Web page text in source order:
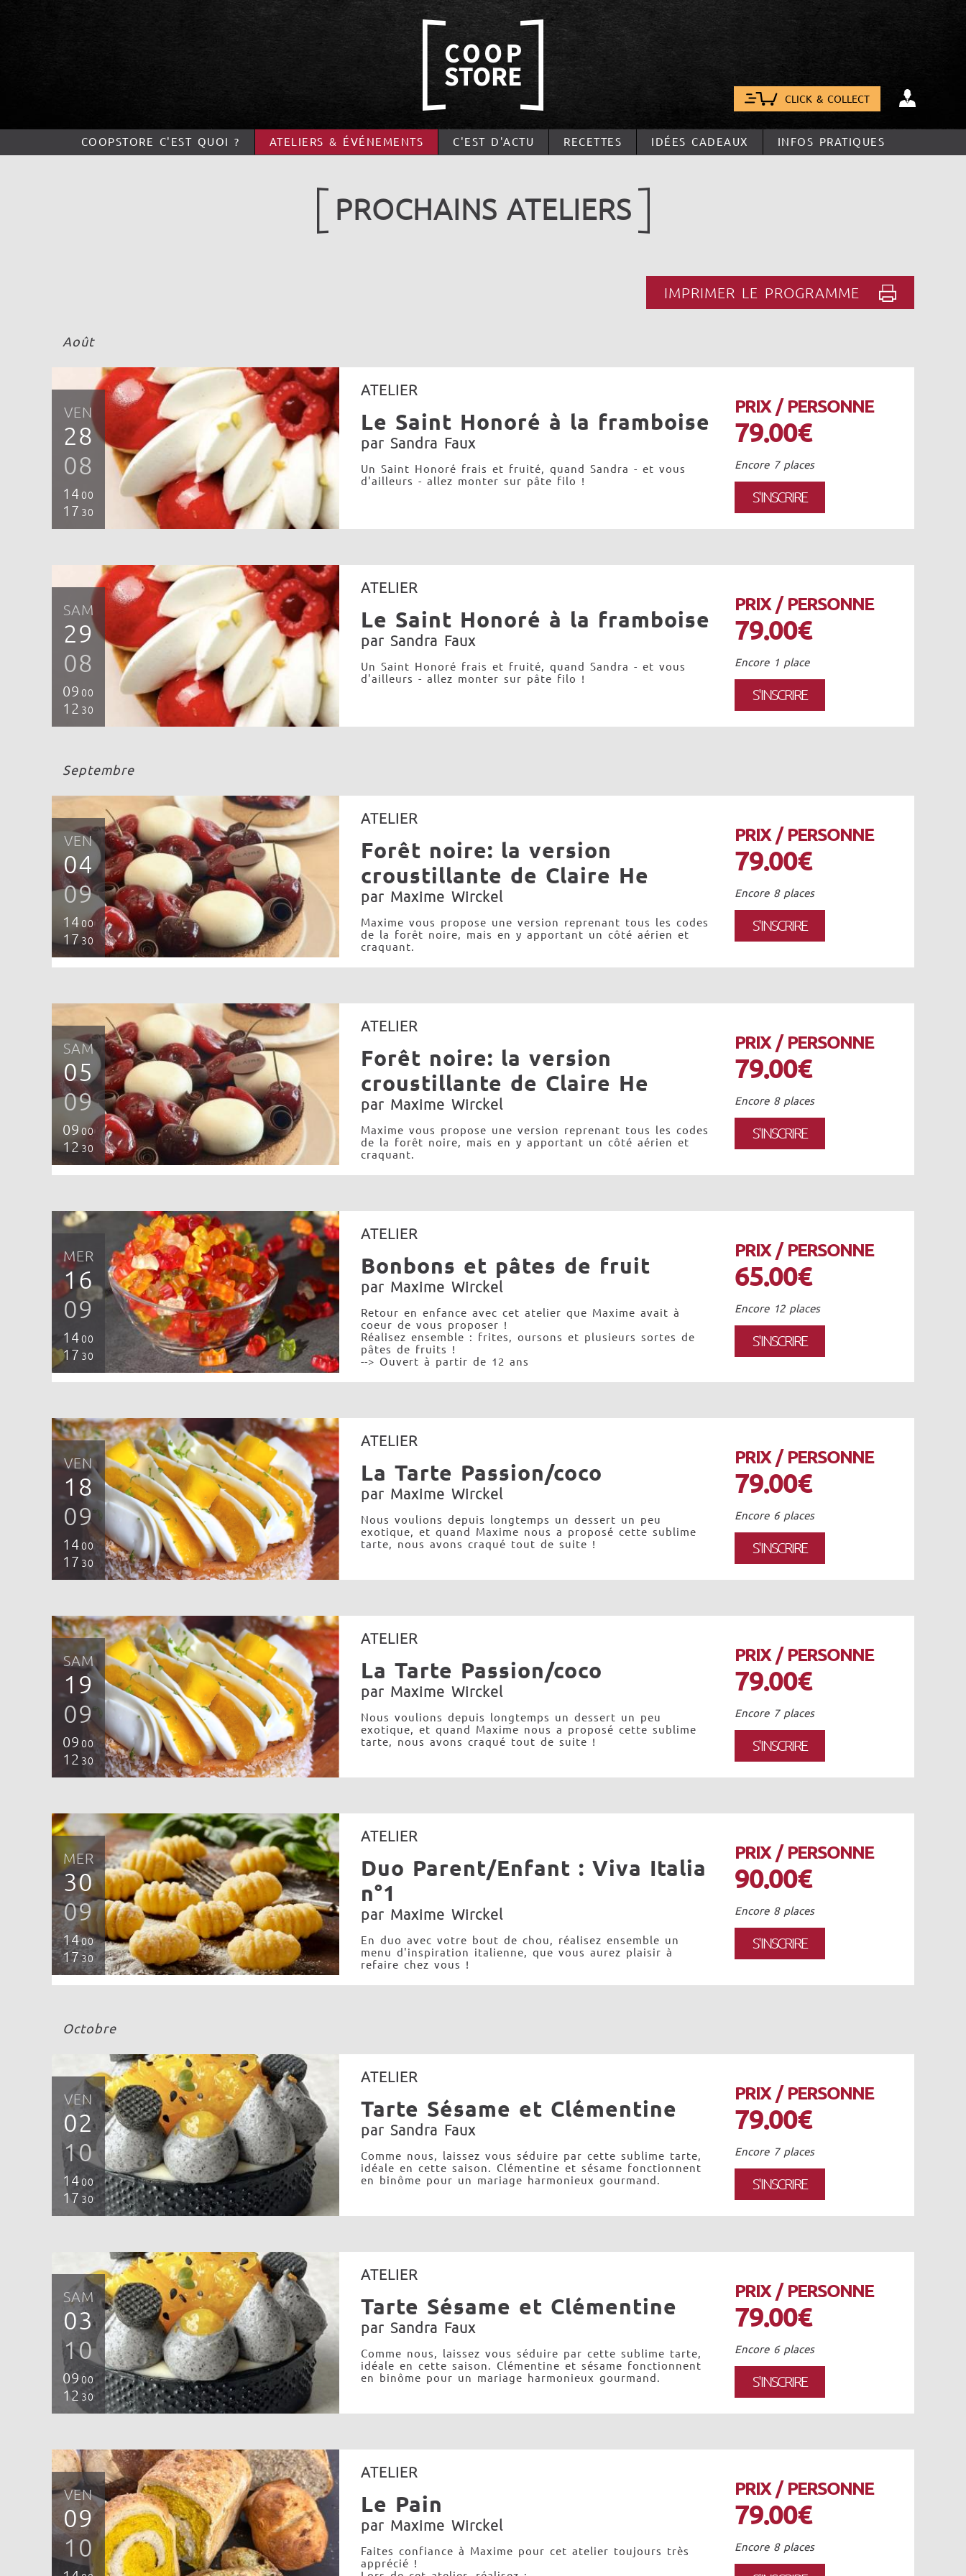
CLICK & COLLECT
COOPSTORE C'EST QUOI ? ATELIERS & ÉVÉNEMENTS C'EST D'ACTU RECETTES IDÉES CADEAUX INFOS PRATIQUES
PROCHAINS ATELIERS
IMPRIMER LE PROGRAMME
Août
VEN
28
08
14 00
17 30
ATELIER
Le Saint Honoré à la framboise
par Sandra Faux
Un Saint Honoré frais et fruité, quand Sandra - et vous
d'ailleurs - allez monter sur pâte filo !
PRIX / PERSONNE
79.00€
Encore 7 places
S'INSCRIRE
SAM
29
08
09 00
12 30
ATELIER
Le Saint Honoré à la framboise
par Sandra Faux
Un Saint Honoré frais et fruité, quand Sandra - et vous
d'ailleurs - allez monter sur pâte filo !
PRIX / PERSONNE
79.00€
Encore 1 place
S'INSCRIRE
Septembre
VEN
04
09
1400
1730
ATELIER
Forêt noire: la version
croustillante de Claire He
par Maxime Wirckel
Maxime vous propose une version reprenant tous les codes
de la forêt noire, mais en y apportant un côté aérien et
craquant.
PRIX / PERSONNE
79.00€
Encore 8 places
S'INSCRIRE
SAM
05
09
09 00
1230
ATELIER
Forêt noire: la version
croustillante de Claire He
par Maxime Wirckel
Maxime vous propose une version reprenant tous les codes
de la forêt noire, mais en y apportant un côté aérien et
craquant.
PRIX / PERSONNE
79.00€
Encore 8 places
S'INSCRIRE
MER
16
09
1400
17 30
ATELIER
Bonbons et pâtes de fruit
par Maxime Wirckel
Retour en enfance avec cet atelier que Maxime avait à
coeur de vous proposer !
Réalisez ensemble : frites, oursons et plusieurs sortes de
pâtes de fruits !
--> Ouvert à partir de 12 ans
PRIX / PERSONNE
65.00€
Encore 12 places
S'INSCRIRE
VEN
18
09
1400
17 30
ATELIER
La Tarte Passion/coco
par Maxime Wirckel
Nous voulions depuis longtemps un dessert un peu
exotique, et quand Maxime nous a proposé cette sublime
tarte, nous avons craqué tout de suite !
PRIX / PERSONNE
79.00€
Encore 6 places
S'INSCRIRE
SAM
19
09
09 00
12 30
ATELIER
La Tarte Passion/coco
par Maxime Wirckel
Nous voulions depuis longtemps un dessert un peu
exotique, et quand Maxime nous a proposé cette sublime
tarte, nous avons craqué tout de suite !
PRIX / PERSONNE
79.00€
Encore 7 places
S'INSCRIRE
MER
30
09
1400
17 30
ATELIER
Duo Parent/Enfant : Viva Italia
n°1
par Maxime Wirckel
En duo avec votre bout de chou, réalisez ensemble un
menu d'inspiration italienne, que vous aurez plaisir à
refaire chez vous !
PRIX / PERSONNE
90.00€
Encore 8 places
S'INSCRIRE
Octobre
VEN
02
10
1400
17 30
ATELIER
Tarte Sésame et Clémentine
par Sandra Faux
Comme nous, laissez vous séduire par cette sublime tarte,
idéale en cette saison. Clémentine et sésame fonctionnent
en binôme pour un mariage harmonieux gourmand.
PRIX / PERSONNE
79.00€
Encore 7 places
S'INSCRIRE
SAM
03
10
0900
12 30
ATELIER
Tarte Sésame et Clémentine
par Sandra Faux
Comme nous, laissez vous séduire par cette sublime tarte,
idéale en cette saison. Clémentine et sésame fonctionnent
en binôme pour un mariage harmonieux gourmand.
PRIX / PERSONNE
79.00€
Encore 6 places
S'INSCRIRE
VEN
09
10
ATELIER
Le Pain
par Maxime Wirckel
Faites confiance à Maxime pour cet atelier toujours très
apprécié !
PRIX / PERSONNE
79.00€
Encore 8 places